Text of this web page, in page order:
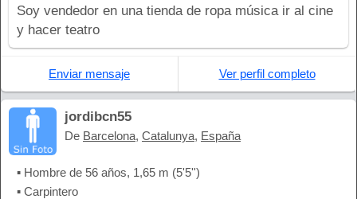
Soy vendedor en una tienda de ropa música ir al cine
y hacer teatro
Enviar mensaje Ver perfil completo
jordibcn55
De Barcelona, Catalunya, España
▪ Hombre de 56 años, 1,65 m (5'5'')
▪ Carpintero